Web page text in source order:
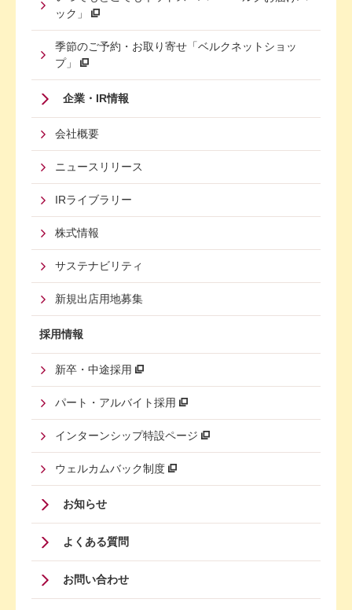
ック」
季節のご予約・お取り寄せ「ベルクネットショッ
プ」
Footer
Menu
Third
企業・IR情報
会社概要
ニュースリリース
IRライブラリー
株式情報
サステナビリティ
新規出店用地募集
採用情報
新卒・中途採用
パート・アルバイト採用
インターンシップ特設ページ
ウェルカムバック制度
Footer
Menu
Four
お知らせ
よくある質問
お問い合わせ